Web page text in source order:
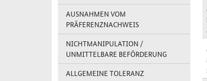
AUSNAHMEN VOM
PRÄFERENZNACHWEIS
NICHTMANIPULATION /
UNMITTELBARE BEFÖRDERUNG
ALLGEMEINE TOLERANZ